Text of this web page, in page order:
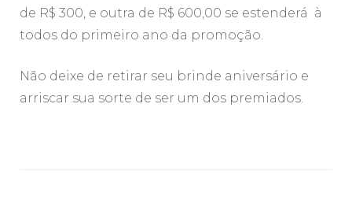
de R$ 300, e outra de R$ 600,00 se estenderá à
todos do primeiro ano da promoção.
Não deixe de retirar seu brinde aniversário e
arriscar sua sorte de ser um dos premiados.